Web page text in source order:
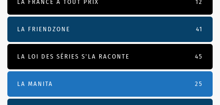
LA FRANCE À TOUT PRIX 12
LA FRIENDZONE 41
LA LOI DES SÉRIES S'LA RACONTE 45
LA MANITA 25